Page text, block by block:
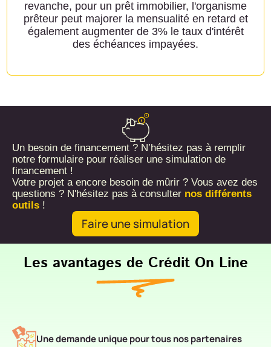
revanche, pour un prêt immobilier, l'organisme
prêteur peut majorer la mensualité en retard et
également augmenter de 3% le taux d'intérêt
des échéances impayées.
Un besoin de financement ? N’hésitez pas à remplir
notre formulaire pour réaliser une simulation de
financement !
Votre projet a encore besoin de mûrir ? Vous avez des
questions ? N'hésitez pas à consulter nos différents
outils !
Faire une simulation
Les avantages de Crédit On Line
Une demande unique pour tous nos partenaires